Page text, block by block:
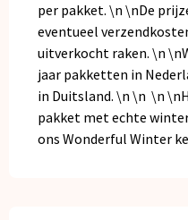
per pakket. \n \nDe
eventueel
uitverkocht raken. \n
jaar pakketten in
in Duitsland. \n \n \n
pakket met echte
ons Wonderful Winter